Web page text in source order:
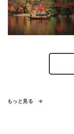
もっと見る